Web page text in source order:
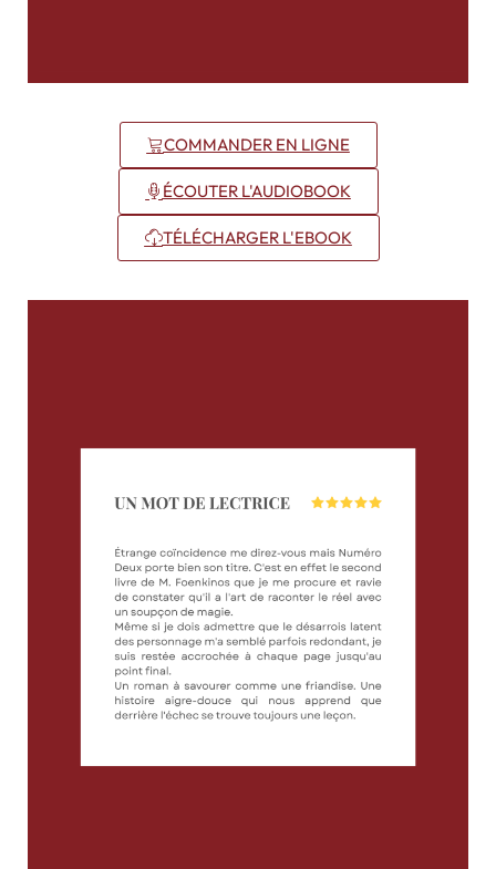
COMMANDER EN LIGNE
ÉCOUTER L'AUDIOBOOK
TÉLÉCHARGER L'EBOOK